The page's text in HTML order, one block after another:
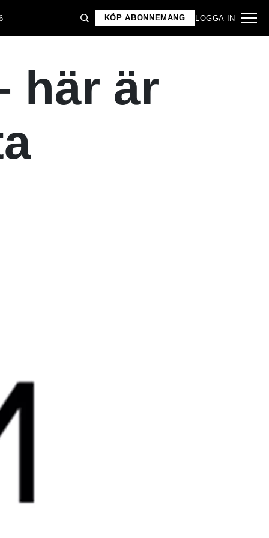
KÖP ABONNEMANG LOGGA IN
här är